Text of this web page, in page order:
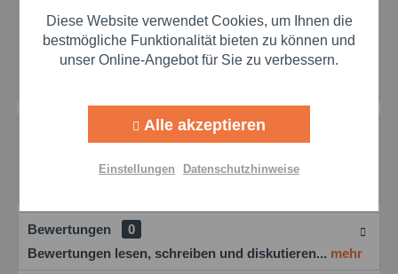
Preis anfragen
Merken Bewerten
Entschäumer für Kühlschmierstoffe ADDI-PROX AF/S
Bewertungen
0
Bewertungen lesen, schreiben und diskutieren... mehr
Marketing Aktiv
Personalisierung Aktiv
Einstellungen speichern
Diese Website verwendet Cookies, um Ihnen die
bestmögliche Funktionalität bieten zu können und
unser Online-Angebot für Sie zu verbessern.
Alle akzeptieren
Einstellungen Datenschutzhinweise